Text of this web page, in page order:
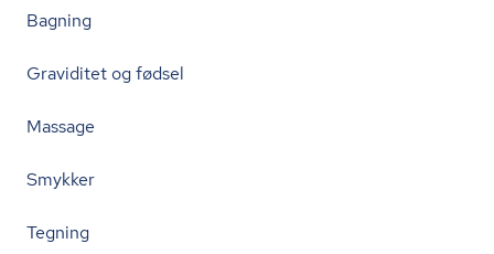
Bagning
Graviditet og fødsel
Massage
Smykker
Tegning